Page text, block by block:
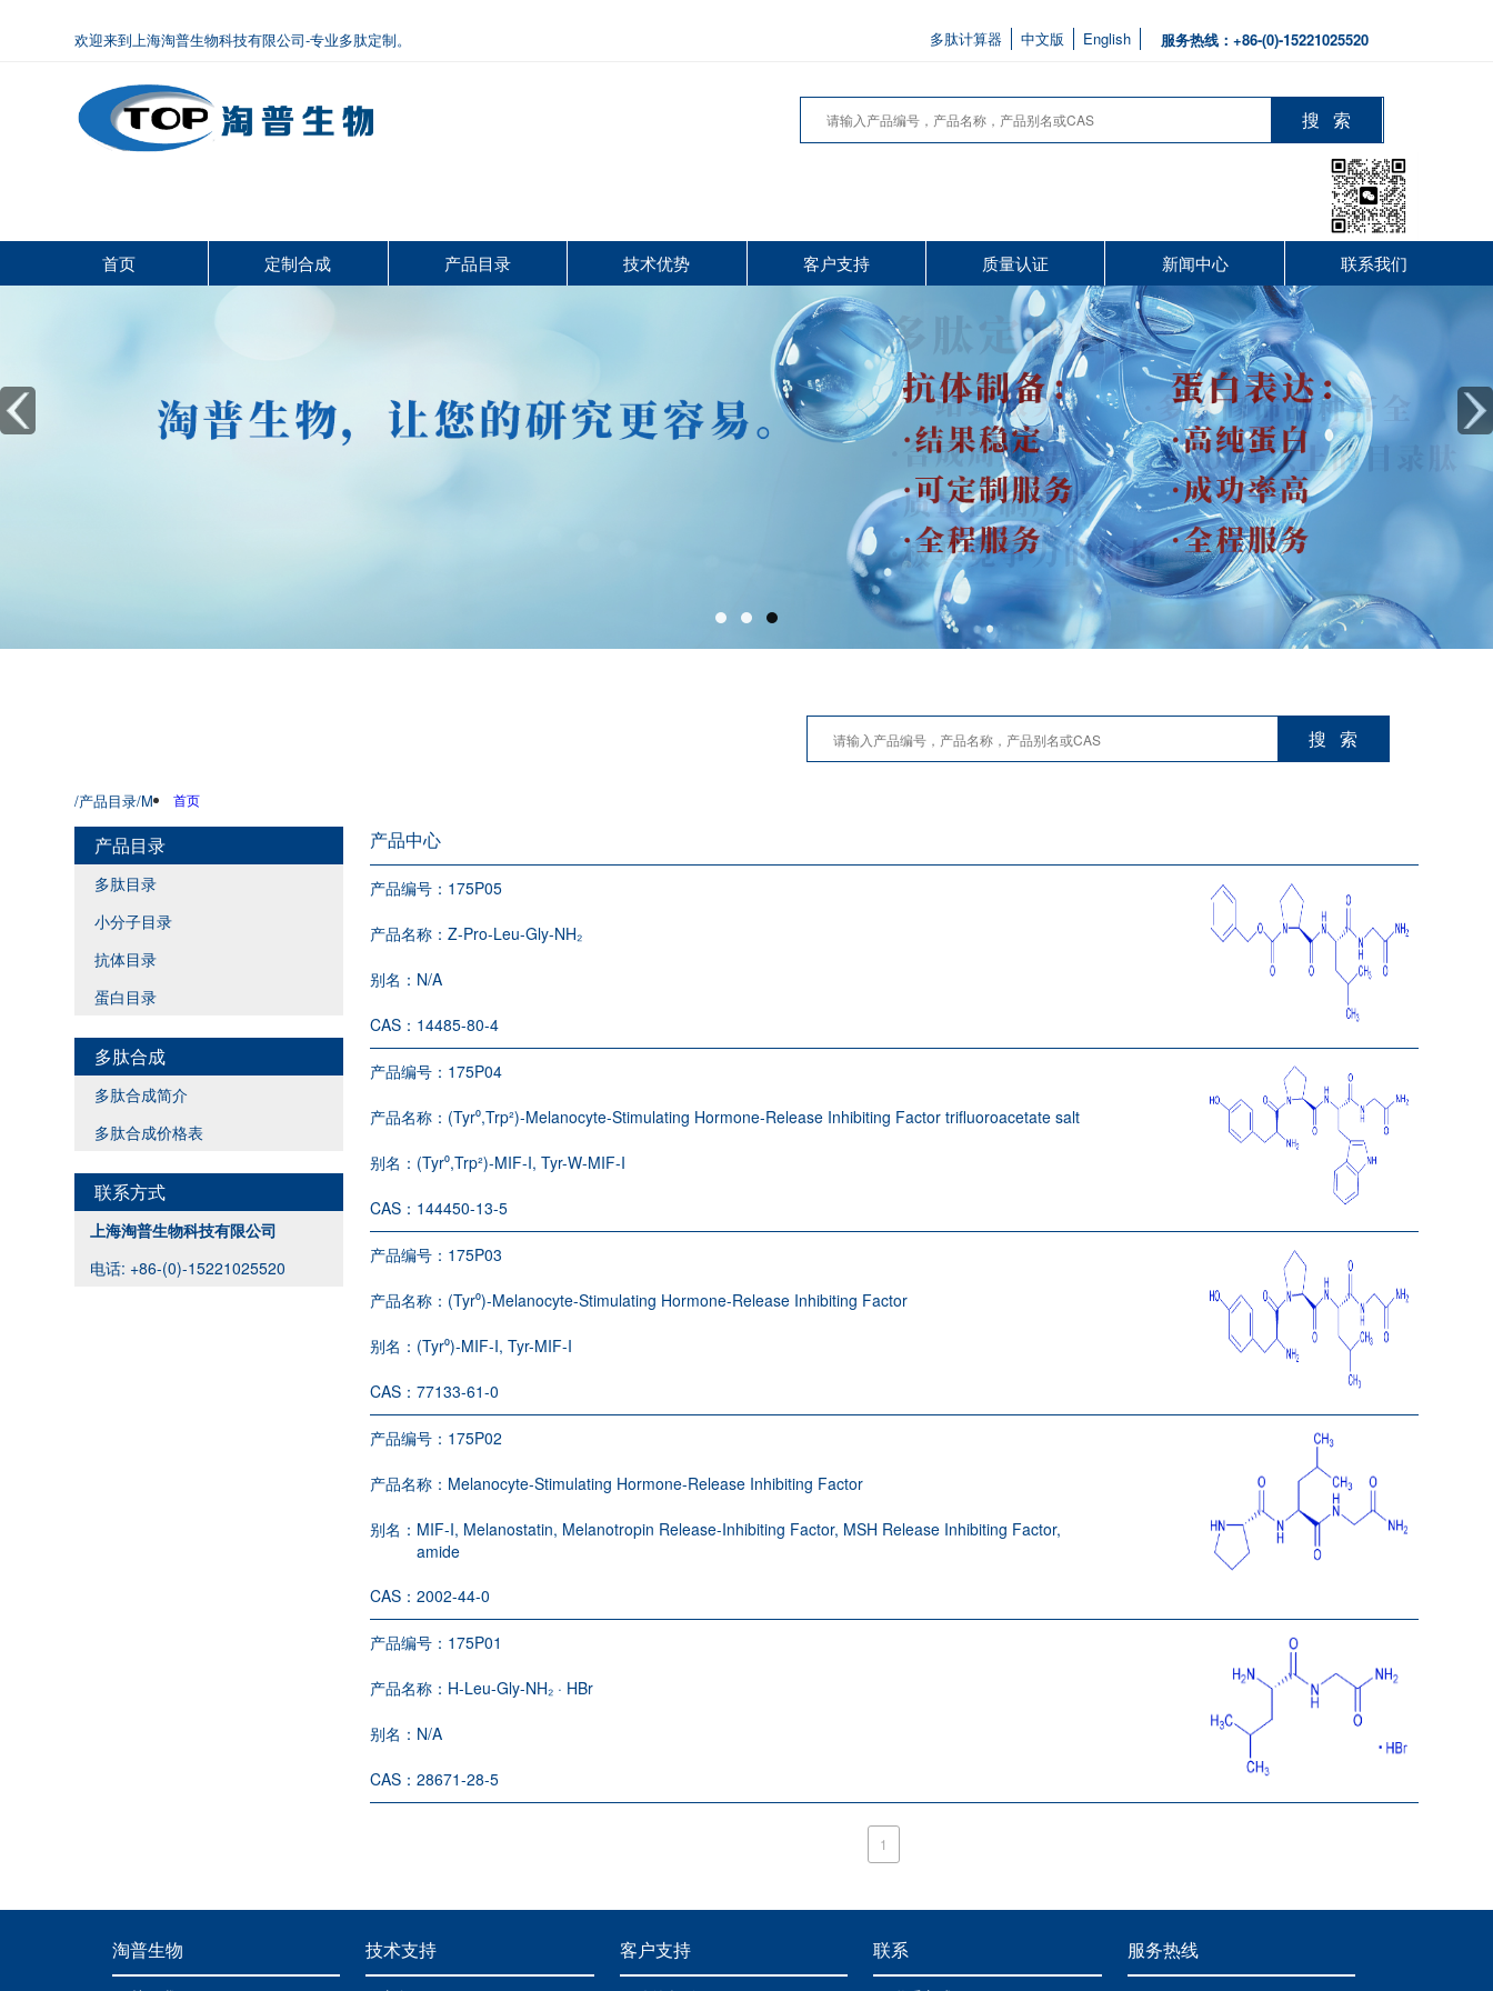
欢迎来到上海淘普生物科技有限公司-专业多肽定制。 多肽计算器 中文版 English 服务热线：+86-(0)-15221025520
首页 定制合成 产品目录 技术优势 客户支持 质量认证 新闻中心 联系我们
首页
/产品目录/M
产品目录
多肽目录
小分子目录
抗体目录
蛋白目录
多肽合成
多肽合成简介
多肽合成价格表
联系方式
上海淘普生物科技有限公司
电话: +86-(0)-15221025520
产品中心
产品编号： 175P05
产品名称：Z-Pro-Leu-Gly-NH₂
别名： N/A
CAS： 14485-80-4
产品编号： 175P04
产品名称： (Tyr⁰,Trp²)-Melanocyte-Stimulating Hormone-Release Inhibiting Factor trifluoroacetate salt
别名： (Tyr⁰,Trp²)-MIF-I, Tyr-W-MIF-I
CAS： 144450-13-5
产品编号： 175P03
产品名称： (Tyr⁰)-Melanocyte-Stimulating Hormone-Release Inhibiting Factor
别名： (Tyr⁰)-MIF-I, Tyr-MIF-I
CAS：77133-61-0
产品编号： 175P02
产品名称： Melanocyte-Stimulating Hormone-Release Inhibiting Factor
别名： MIF-I, Melanostatin, Melanotropin Release-Inhibiting Factor, MSH Release Inhibiting Factor,
amide
CAS：2002-44-0
产品编号： 175P01
产品名称： H-Leu-Gly-NH₂ · HBr
别名： N/A
CAS：28671-28-5
1
淘普生物 技术支持 客户支持 联系 服务热线